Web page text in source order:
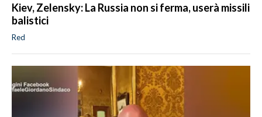
Kiev, Zelensky: La Russia non si ferma, userà missili
balistici
Red